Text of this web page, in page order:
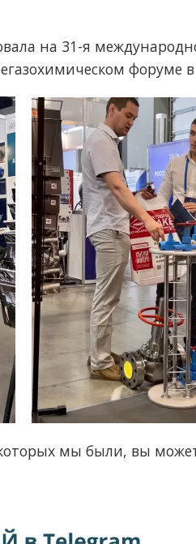
на 31-я
форуме в
мы были, вы